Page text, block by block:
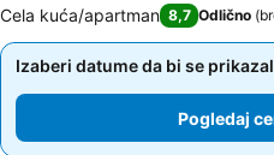
Cela kuća/apartman 8,7 Odlično (
Izaberi datume da bi se
Pogledaj
Izaberi datume da bi se
Pogledaj